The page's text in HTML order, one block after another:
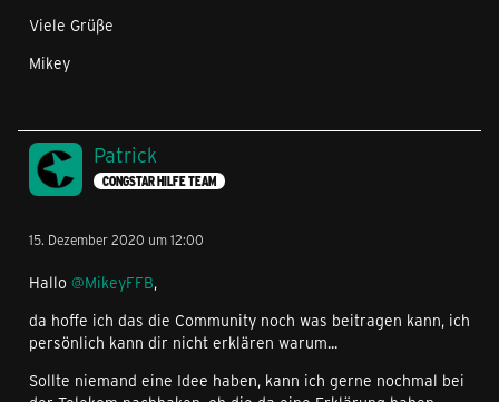
Viele Grüße
Mikey
Patrick
CONGSTAR HILFE TEAM
15. Dezember 2020 um 12:00
Hallo @MikeyFFB,
da hoffe ich das die Community noch was beitragen kann, ich
persönlich kann dir nicht erklären warum...
Sollte niemand eine Idee haben, kann ich gerne nochmal bei